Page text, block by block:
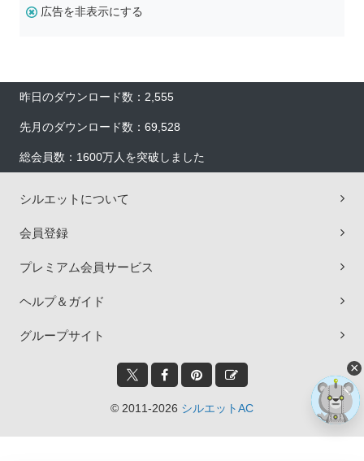
広告を非表示にする
昨日のダウンロード数：2,555
先月のダウンロード数：69,528
総会員数：1600万人を突破しました
シルエットについて
会員登録
プレミアム会員サービス
ヘルプ＆ガイド
グループサイト
© 2011-2026 シルエットAC
×